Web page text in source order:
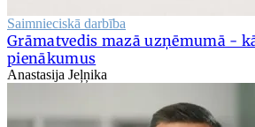
Saimnieciskā darbība
Grāmatvedis mazā uzņēmumā -
pienākumus
Anastasija Jeļņika